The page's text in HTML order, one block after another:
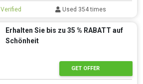
Verified Used 354 times
Erhalten Sie bis zu 35 % RABATT auf
Schönheit
GET OFFER